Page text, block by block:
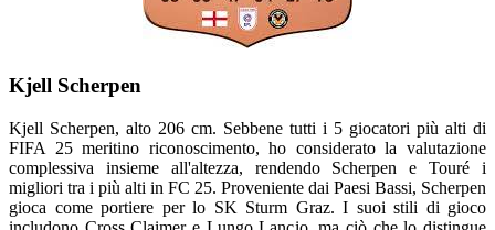
Kjell Scherpen
Kjell Scherpen, alto 206 cm. Sebbene tutti i 5 giocatori più alti di
FIFA 25 meritino riconoscimento, ho considerato la valutazione
complessiva insieme all'altezza, rendendo Scherpen e Touré i
migliori tra i più alti in FC 25. Proveniente dai Paesi Bassi, Scherpen
gioca come portiere per lo SK Sturm Graz. I suoi stili di gioco